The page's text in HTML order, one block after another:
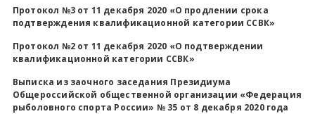
Протокол №3 от 11 декабря 2020 «О продлении срока
подтверждения квалификационной категории ССВК»
Протокол №2 от 11 декабря 2020 «О подтверждении
квалификационной категории ССВК»
Выписка из заочного заседания Президиума
Общероссийской общественной организации «Федерация
рыболовного спорта России» № 35 от 8 декабря 2020 года